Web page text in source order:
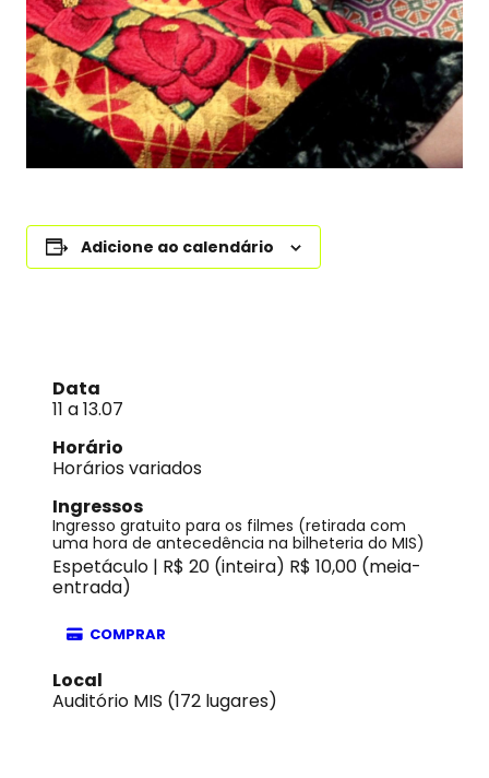
Adicione ao calendário
Data
11 a 13.07
Horário
Horários variados
Ingressos
Ingresso gratuito para os filmes (retirada com
uma hora de antecedência na bilheteria do MIS)
Espetáculo | R$ 20 (inteira) R$ 10,00 (meia-
entrada)
COMPRAR
Local
Auditório MIS (172 lugares)